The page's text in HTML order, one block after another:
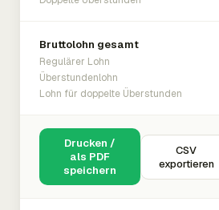
Bruttolohn gesamt
Regulärer Lohn
Überstundenlohn
Lohn für doppelte Überstunden
Drucken /
als PDF
speichern
CSV
exportieren